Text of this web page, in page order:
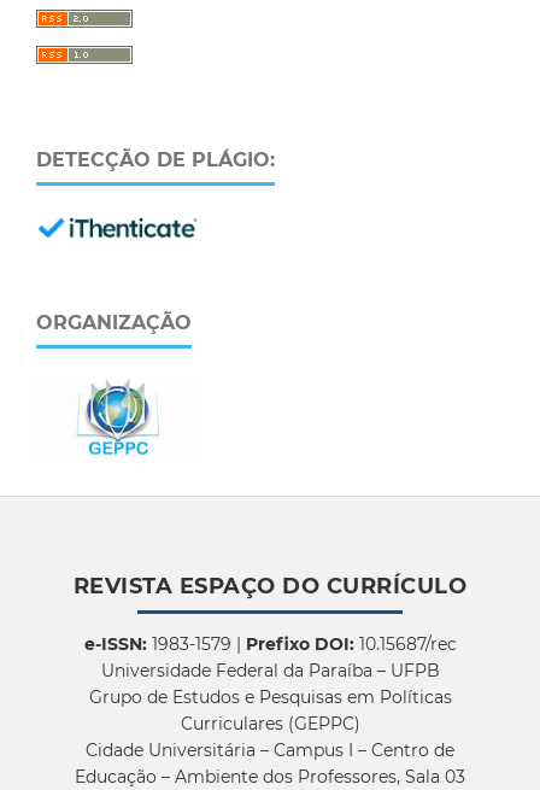
DETECÇÃO DE PLÁGIO:
ORGANIZAÇÃO
REVISTA ESPAÇO DO CURRÍCULO
e-ISSN:1983-1579 | Prefixo DOI:10.15687/rec
Universidade Federal da Paraíba – UFPB
Grupo de Estudos e Pesquisas em Políticas
Curriculares (GEPPC)
Cidade Universitária – Campus I – Centro de
Educação – Ambiente dos Professores, Sala 03